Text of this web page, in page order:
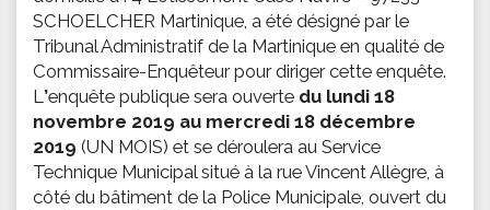
SCHOELCHER Martinique, a été désigné par le
Tribunal Administratif de la Martinique en qualité de
Commissaire-Enquêteur pour diriger cette enquête.
L’enquête publique sera ouverte du lundi 18
novembre 2019 au mercredi 18 décembre
2019 (UN MOIS) et se déroulera au Service
Technique Municipal situé à la rue Vincent Allègre, à
côté du bâtiment de la Police Municipale, ouvert du